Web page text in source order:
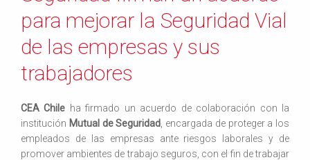
para mejorar la Seguridad Vial
de las empresas y sus
trabajadores
CEA Chile ha firmado un acuerdo de colaboración con la
institución Mutual de Seguridad , encargada de proteger a los
empleados de las empresas ante riesgos laborales y de
promover ambientes de trabajo seguros, con el fin de trabajar